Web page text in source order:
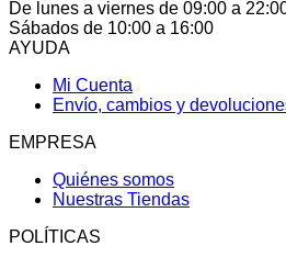
De lunes a viernes de 09:00 a
Sábados de 10:00 a 16:00
AYUDA
Mi Cuenta
Envío, cambios y
EMPRESA
Quiénes somos
Nuestras Tiendas
POLÍTICAS